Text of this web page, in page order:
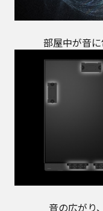
部屋中が音
音の広がり